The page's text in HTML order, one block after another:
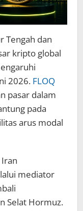
Tengah dan
kripto global
2026. FLOQ
pasar dalam
pada
arus modal
mediator
Selat Hormuz.